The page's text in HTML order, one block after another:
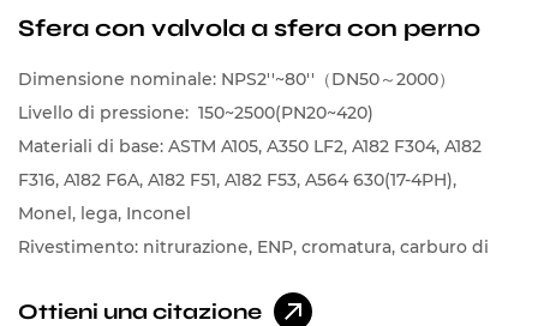
Sfera con valvola a sfera con perno
Dimensione nominale: NPS2''~80''（DN50～2000）
Livello di pressione: 150~2500(PN20~420)
Materiali di base: ASTM A105, A350 LF2, A182 F304, A182
F316, A182 F6A, A182 F51, A182 F53, A564 630(17-4PH),
Monel, lega, Inconel
Rivestimento: nitrurazione, ENP, cromatura, carburo di
leghe a base di nichel, stellite a spruzzo, lega di nichel a
Ottieni una citazione